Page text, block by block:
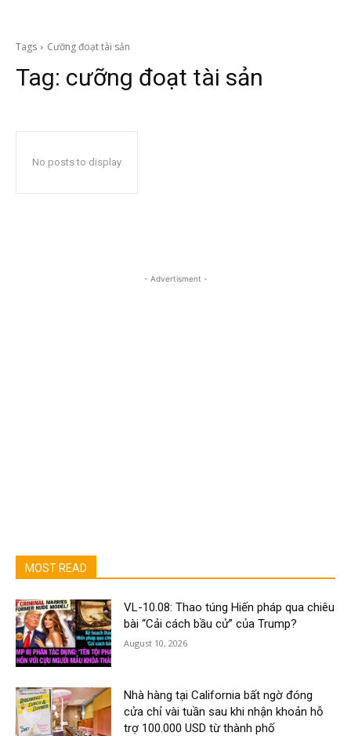
Tags Cưỡng đoạt tài sản
Tag: cưỡng đoạt tài sản
No posts to display
- Advertisment -
MOST READ
VL-10.08: Thao túng Hiến pháp qua chiêu
bài “Cải cách bầu cử” của Trump?
August 10, 2026
Nhà hàng tại California bất ngờ đóng
cửa chỉ vài tuần sau khi nhận khoản hỗ
trợ 100.000 USD từ thành phố